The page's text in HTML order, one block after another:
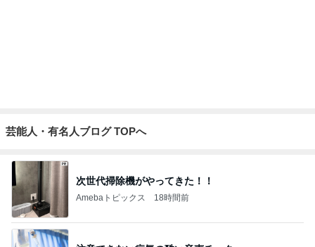
芸能人・有名人ブログ TOPへ
次世代掃除機がやってきた！！
Amebaトピックス 18時間前